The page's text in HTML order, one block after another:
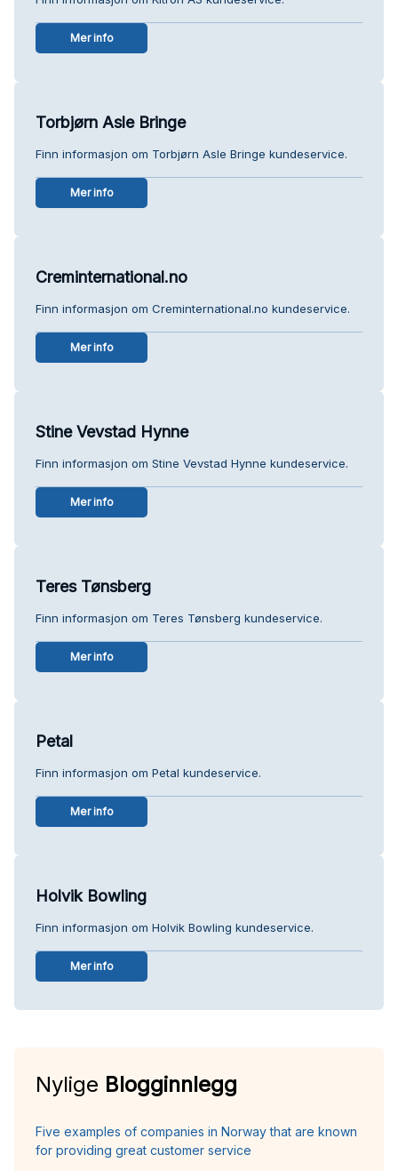
Mer info
Torbjørn Asle Bringe
Finn informasjon om Torbjørn Asle Bringe kundeservice.
Mer info
Creminternational.no
Finn informasjon om Creminternational.no kundeservice.
Mer info
Stine Vevstad Hynne
Finn informasjon om Stine Vevstad Hynne kundeservice.
Mer info
Teres Tønsberg
Finn informasjon om Teres Tønsberg kundeservice.
Mer info
Petal
Finn informasjon om Petal kundeservice.
Mer info
Holvik Bowling
Finn informasjon om Holvik Bowling kundeservice.
Mer info
Nylige Blogginnlegg
Five examples of companies in Norway that are known
for providing great customer service